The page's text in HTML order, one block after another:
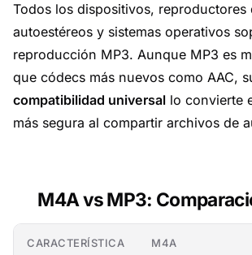
Todos los dispositivos, reproductores
autoestéreos y sistemas operativos
reproducción MP3. Aunque MP3 es
que códecs más nuevos como AAC,
compatibilidad universal lo convierte
más segura al compartir archivos de
M4A vs MP3:
CARACTERÍSTICA M4A